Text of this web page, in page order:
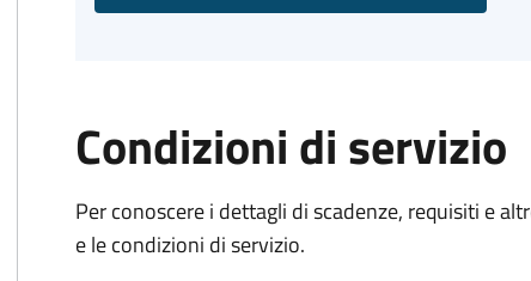
Condizioni di servizio
Per conoscere i dettagli di scadenze, requisiti e
e le condizioni di servizio.